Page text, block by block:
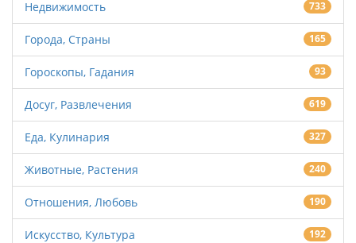
Недвижимость 733
Города, Страны 165
Гороскопы, Гадания 93
Досуг, Развлечения 619
Еда, Кулинария 327
Животные, Растения 240
Отношения, Любовь 190
Искусство, Культура 192